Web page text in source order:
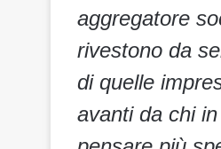
aggregatore
rivestono da
di quelle
avanti da chi